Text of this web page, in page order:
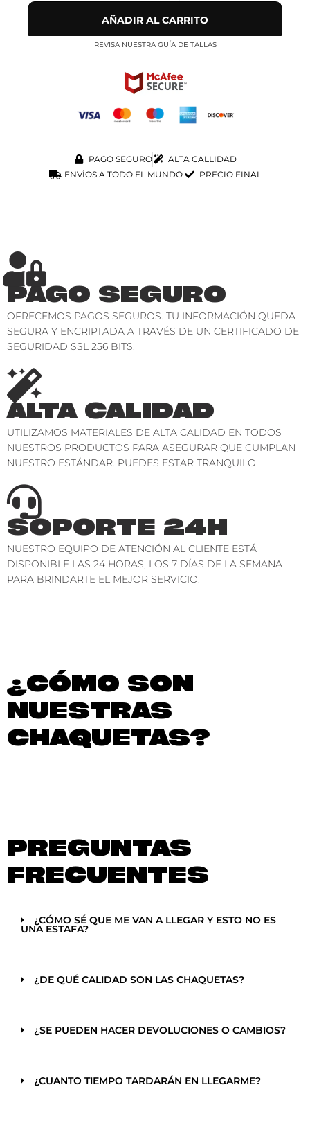
AÑADIR AL CARRITO
REVISA NUESTRA GUÍA DE TALLAS
PAGO SEGURO
ALTA CALLIDAD
ENVÍOS A TODO EL MUNDO
PRECIO FINAL
PAGO SEGURO
OFRECEMOS PAGOS SEGUROS. TU INFORMACIÓN QUEDA
SEGURA Y ENCRIPTADA A TRAVÉS DE UN CERTIFICADO DE
SEGURIDAD SSL 256 BITS.
ALTA CALIDAD
UTILIZAMOS MATERIALES DE ALTA CALIDAD EN TODOS
NUESTROS PRODUCTOS PARA ASEGURAR QUE CUMPLAN
NUESTRO ESTÁNDAR. PUEDES ESTAR TRANQUILO.
SOPORTE 24H
NUESTRO EQUIPO DE ATENCIÓN AL CLIENTE ESTÁ
DISPONIBLE LAS 24 HORAS, LOS 7 DÍAS DE LA SEMANA
PARA BRINDARTE EL MEJOR SERVICIO.
¿CÓMO SON
NUESTRAS
CHAQUETAS?
PREGUNTAS
FRECUENTES
¿CÓMO SÉ QUE ME VAN A LLEGAR Y ESTO NO ES
UNA ESTAFA?
¿DE QUÉ CALIDAD SON LAS CHAQUETAS?
¿SE PUEDEN HACER DEVOLUCIONES O CAMBIOS?
¿CUANTO TIEMPO TARDARÁN EN LLEGARME?